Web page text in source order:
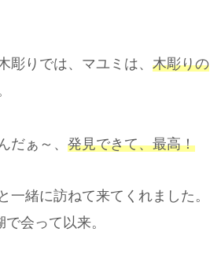
りでは、マユミは、 木彫りの
だぁ～、 発見できて、最高！
一緒に訪ねて来てくれました。
会って以来。